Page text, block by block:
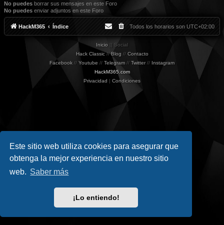
Este sitio web utiliza cookies para asegurar que
obtenga la mejor experiencia en nuestro sitio
web. Saber más
¡Lo entiendo!
No puedes borrar sus mensajes en este Foro
No puedes enviar adjuntos en este Foro
HackM365 Índice Todos los horarios son UTC+02:00
Inicio || Social
Hack Classic//Blog // Contacto
Facebook // Youtube // Telegram // Twitter// Instagram
HackM365.com
Privacidad | Condiciones